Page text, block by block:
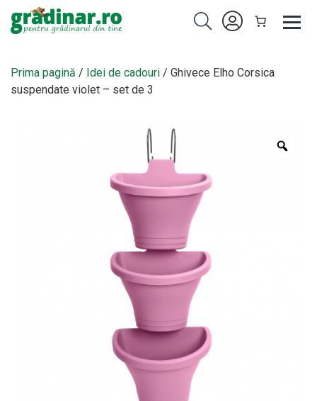
Prima pagină / Idei de cadouri / Ghivece Elho Corsica
suspendate violet – set de 3